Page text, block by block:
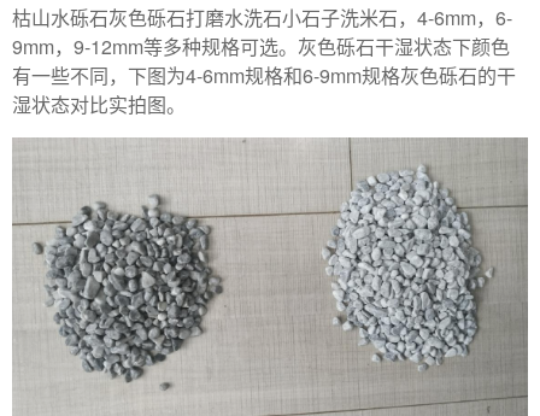
枯山水砾石灰色砾石打磨水洗石小石子洗米石，4-6mm，6-
9mm，9-12mm等多种规格可选。灰色砾石干湿状态下颜色
有一些不同，下图为4-6mm规格和6-9mm规格灰色砾石的干
湿状态对比实拍图。